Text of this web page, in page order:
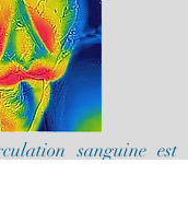
sanguine est